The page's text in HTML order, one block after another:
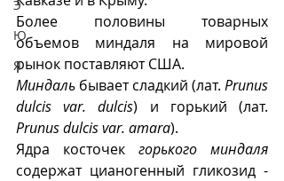
Э
Ю
Я
Более половины товарных
объемов миндаля на мировой
рынок поставляют США.
Миндаль бывает сладкий (лат. Prunus
dulcis var. dulcis
Prunus dulcis var. amara).
Ядра косточек горького миндаля